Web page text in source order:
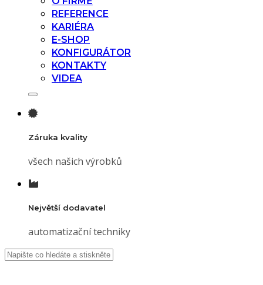
REFERENCE
KARIÉRA
E-SHOP
KONFIGURÁTOR
KONTAKTY
VIDEA
Záruka kvality
všech našich výrobků
Největší dodavatel
automatizační techniky